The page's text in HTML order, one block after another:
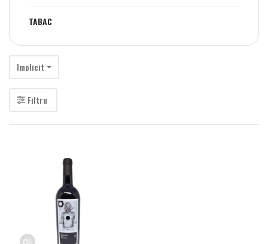
TABAC
Implicit
Filtru